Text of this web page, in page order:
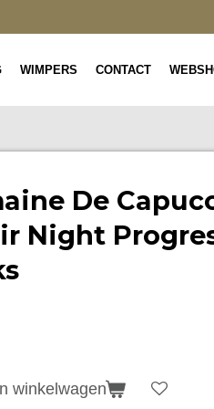
WIMPERS CONTACT
De
Night
winkelwagen